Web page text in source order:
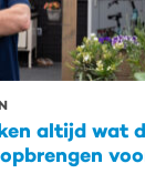
altijd wat